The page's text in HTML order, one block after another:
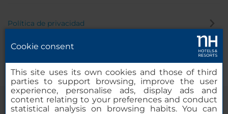
Política de privacidad
Cookie consent
This site uses its own cookies and those of third
parties to support browsing, improve the user
experience, personalise ads, display ads and
content relating to your preferences and conduct
statistical analysis on browsing habits. You can